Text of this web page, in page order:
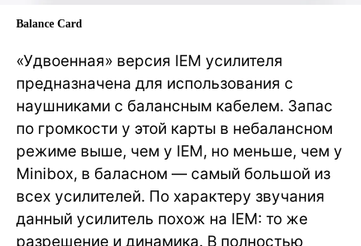
Balance Card
«Удвоенная» версия IEM усилителя
предназначена для использования с
наушниками с балансным кабелем. Запас
по громкости у этой карты в небалансном
режиме выше, чем у IEM, но меньше, чем у
Minibox, в баласном — самый большой из
всех усилителей. По характеру звучания
данный усилитель похож на IEM: то же
разрешение и динамика. В полностью